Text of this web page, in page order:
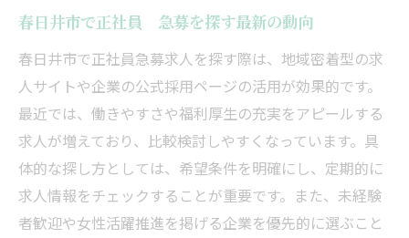
女性が働きやすい土日休み正社員求人特集
春日井市で40代・50代の正社員急募事情
ミドル世代が活躍する正社員求人の特徴
年齢不問の正社員急募求人に注目する理由
未経験からでも始めやすい職場環境を紹介
40代・50代女性が正社員急募を選ぶポイン
ト
春日井市で正社員 急募を探す最新の動向
春日井市で正社員急募求人を探す際は、地域密着型の求
人サイトや企業の公式採用ページの活用が効果的です。
最近では、働きやすさや福利厚生の充実をアピールする
求人が増えており、比較検討しやすくなっています。具
体的な探し方としては、希望条件を明確にし、定期的に
求人情報をチェックすることが重要です。また、未経験
者歓迎や女性活躍推進を掲げる企業を優先的に選ぶこと